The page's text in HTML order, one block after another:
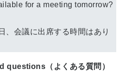
for a meeting tomorrow?
、会議に出席する時間はあり
questions（よくある質問）